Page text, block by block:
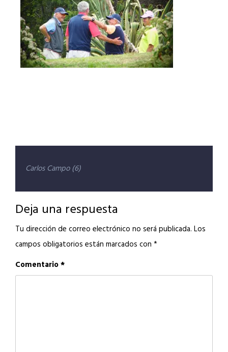
Navegación
de
entradas
Carlos Campo (6)
Deja una respuesta
Tu dirección de correo electrónico no será publicada. Los
campos obligatorios están marcados con *
Comentario*